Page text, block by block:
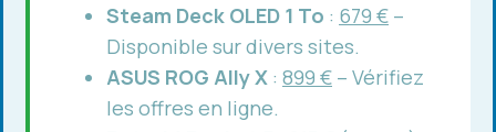
Steam Deck OLED 1 To : 679 € –
Disponible sur divers sites.
ASUS ROG Ally X : 899 € – Vérifiez
les offres en ligne.